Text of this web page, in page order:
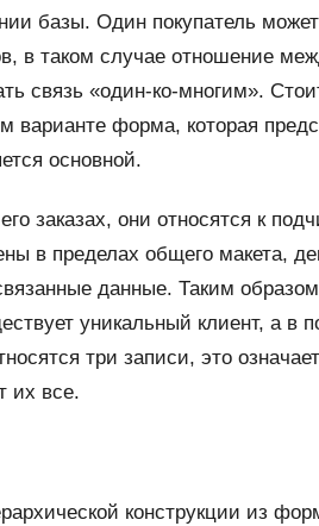
базы. Один покупатель
в таком случае отношение
связь «один-ко-многим».
варианте форма, которая
основной.
заказах, они относятся к
в пределах общего макета,
данные. Таким
уникальный клиент, а в
три записи, это
их все.
конструкции из